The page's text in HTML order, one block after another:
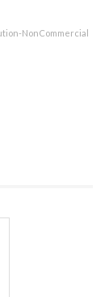
NonCommercial